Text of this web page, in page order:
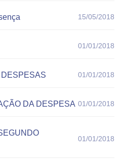
15/05/2018
01/01/2018
01/01/2018
DA DESPESA 01/01/2018
01/01/2018